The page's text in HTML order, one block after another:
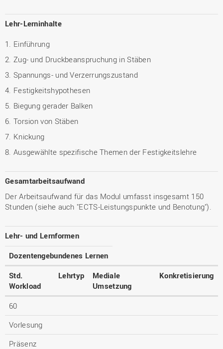
Lehr-Lerninhalte
1. Einführung
2. Zug- und Druckbeanspruchung in Stäben
3. Spannungs- und Verzerrungszustand
4. Festigkeitshypothesen
5. Biegung gerader Balken
6. Torsion von Stäben
7. Knickung
8. Ausgewählte spezifische Themen der Festigkeitslehre
Gesamtarbeitsaufwand
Der Arbeitsaufwand für das Modul umfasst insgesamt 150
Stunden (siehe auch "ECTS-Leistungspunkte und Benotung").
Lehr- und Lernformen
Dozentengebundenes Lernen
Std.
Workload
Lehrtyp
Mediale
Umsetzung
Konkretisierung
60
Vorlesung
Präsenz